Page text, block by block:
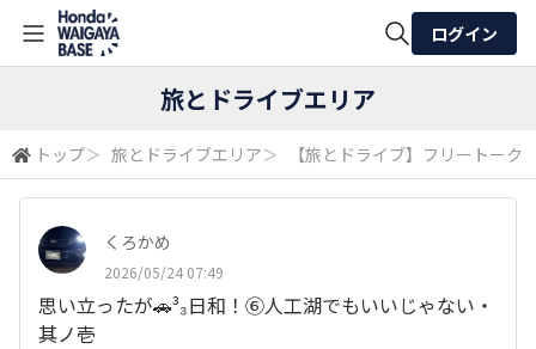
検索
ログイン
旅とドライブエリア
トップ＞ 旅とドライブエリア＞ 【旅とドライブ】フリートーク
くろかめ
2026/05/24 07:49
思い立ったが🚗³₃日和！⑥人工湖でもいいじゃない・
其ノ壱